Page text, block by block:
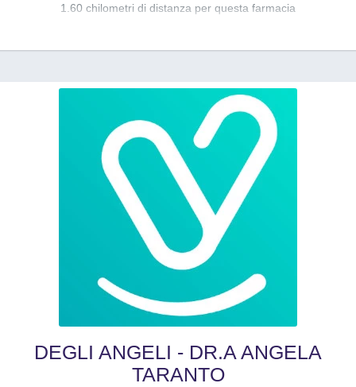
1.60 chilometri di distanza per questa farmacia
DEGLI ANGELI - DR.A ANGELA
TARANTO